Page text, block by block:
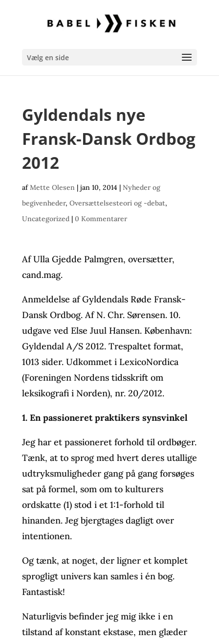
Vælg en side
Gyldendals nye
Fransk-Dansk Ordbog
2012
afMette Olesen| jan 10, 2014 | Nyheder og
begivenheder, Oversættelsesteori og -debat,
Uncategorized| 0 Kommentarer
Af Ulla Gjedde Palmgren, oversætter,
cand.mag.
Anmeldelse af Gyldendals Røde Fransk-
Dansk Ordbog. Af N. Chr. Sørensen. 10.
udgave ved Else Juul Hansen. København:
Gyldendal A/S 2012. Trespaltet format,
1013 sider. Udkommet i LexicoNordica
(Foreningen Nordens tidsskrift om
leksikografi i Norden), nr. 20/2012.
1. En passioneret praktikers synsvinkel
Jeg har et passioneret forhold til ordbøger.
Tænk, at to sprog med hvert deres utallige
udtryksmuligheder gang på gang forsøges
sat på formel, som om to kulturers
ordskatte (1) stod i et 1:1-forhold til
hinanden. Jeg bjergtages dagligt over
intentionen.
Og tænk, at noget, der ligner et komplet
sprogligt univers kan samles i én bog.
Fantastisk!
Naturligvis befinder jeg mig ikke i en
tilstand af konstant ekstase, men glæder